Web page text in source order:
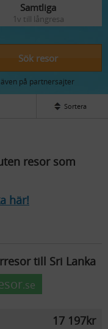
Samtliga
1v till långresa
Sök resor
även på partnersajter
Sortera
resor som
här!
till Sri Lanka
.se
17 197kr